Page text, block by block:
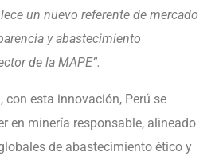
un nuevo referente de mercado
y abastecimiento
de la MAPE”.
con esta innovación, Perú se
en minería responsable, alineado
de abastecimiento ético y